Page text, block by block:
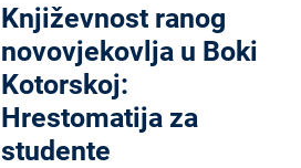
Književnost ranog
novovjekovlja u Boki
Kotorskoj:
Hrestomatija za
studente